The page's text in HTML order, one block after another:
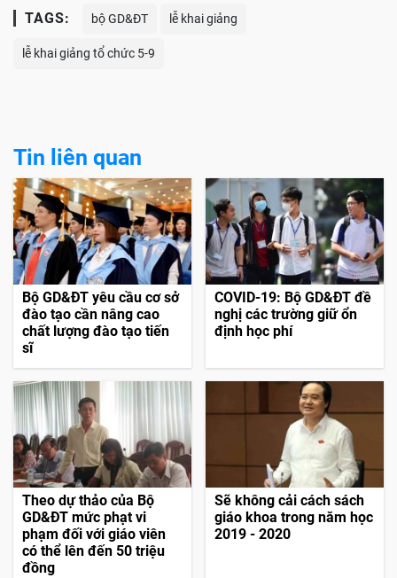
TAGS: bộ GD&ĐT lễ khai giảng
lễ khai giảng tổ chức 5-9
Tin liên quan
Bộ GD&ĐT yêu cầu cơ sở
đào tạo cần nâng cao
chất lượng đào tạo tiến
sĩ
COVID-19: Bộ GD&ĐT đề
nghị các trường giữ ổn
định học phí
Theo dự thảo của Bộ
GD&ĐT mức phạt vi
phạm đối với giáo viên
có thể lên đến 50 triệu
đồng
Sẽ không cải cách sách
giáo khoa trong năm học
2019 - 2020